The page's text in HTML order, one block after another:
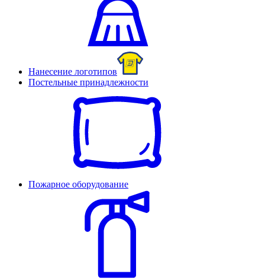
Нанесение логотипов
Постельные принадлежности
Пожарное оборудование